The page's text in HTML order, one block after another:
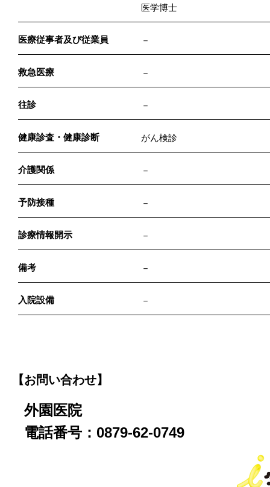
医学博士
医療従事者及び従業員 －
救急医療 －
往診 －
健康診査・健康診断 がん検診
介護関係 －
予防接種 －
診療情報開示 －
備考 －
入院設備 －
【お問い合わせ】
外園医院
電話番号：0879-62-0749